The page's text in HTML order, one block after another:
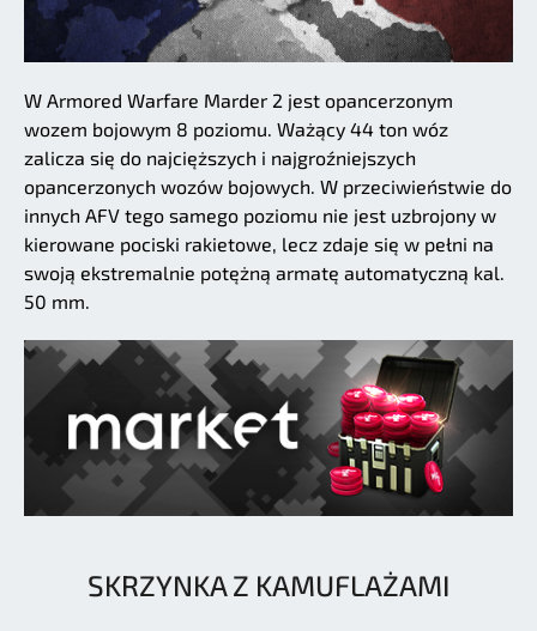
W Armored Warfare Marder 2 jest opancerzonym
wozem bojowym 8 poziomu. Ważący 44 ton wóz
zalicza się do najcięższych i najgroźniejszych
opancerzonych wozów bojowych. W przeciwieństwie do
innych AFV tego samego poziomu nie jest uzbrojony w
kierowane pociski rakietowe, lecz zdaje się w pełni na
swoją ekstremalnie potężną armatę automatyczną kal.
50 mm.
SKRZYNKA Z KAMUFLAŻAMI